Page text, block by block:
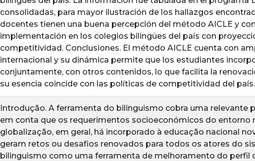
consolidadas, para mayor ilustración de los hallazgos
docentes tienen una buena percepción del método AICLE y
implementación en los colegios bilingües del país con
competitividad. Conclusiones. El método AICLE cuenta con
internacional y su dinámica permite que los estudiantes
conjuntamente, con otros contenidos, lo que facilita la
su esencia coincide con las políticas de competitividad del país.
Introdução. A ferramenta do bilinguismo cobra uma relevante
em conta que os requerimentos socioeconómicos do entorno
globalização, em geral, há incorporado à educação nacional
geram retos ou desafios renovados para todos os atores do
bilinguismo como uma ferramenta de melhoramento do perfil